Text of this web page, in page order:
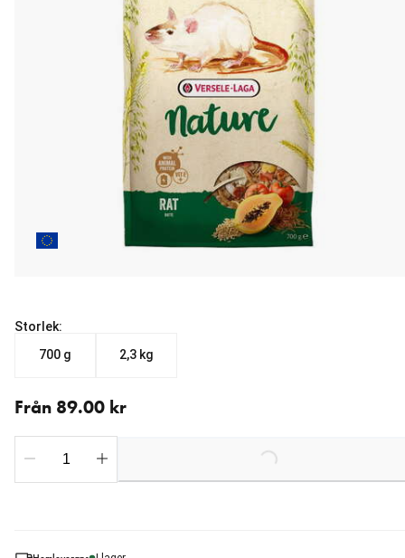
Storlek:
700 g
2,3 kg
Från 89.00 kr